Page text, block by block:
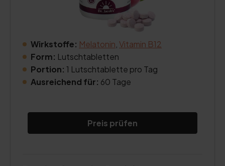
Wirkstoffe: Melatonin Vitamin B12
Form: Lutschtabletten
Portion: 1 Lutschtablette pro Tag
Ausreichend für: 60 Tage
Preis prüfen